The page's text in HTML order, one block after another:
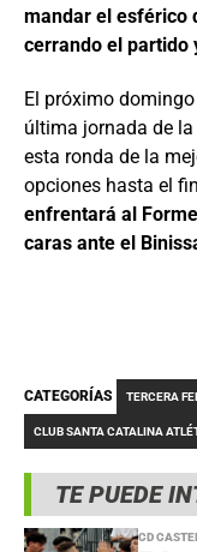
TE PUEDE
CD
mandar el esférico
cerrando el partido
El próximo
última jornada de
esta ronda de la
opciones hasta el
enfrentará al
caras ante el
CATEGORÍAS TERCERA
CLUB SANTA CATALINA